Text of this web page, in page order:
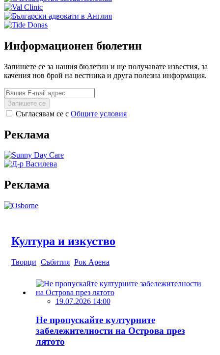
Информационен бюлетин
Запишете се за нашия бюлетин и ще получавате известия, за
качения нов брой на вестника и друга полезна информация.
Запишете се
Съгласявам се с Общите условия
Реклама
Реклама
Култура и изкуство
Творци Събития Рок Арена
19.07.2026 14:00
Не пропускайте културните
забележителности на Острова през
лятото